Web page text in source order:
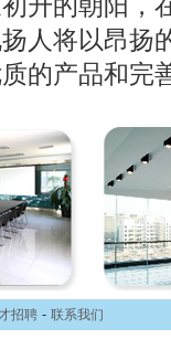
人将以昂扬
的产品和完
招聘 - 联系我们